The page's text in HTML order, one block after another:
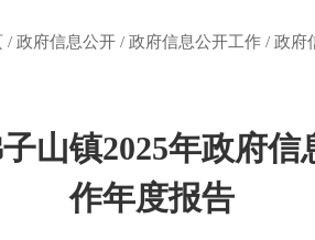
/ 政府信息公开 / 政府信息公开工作 / 政府
山镇2025年政府信
作年度报告